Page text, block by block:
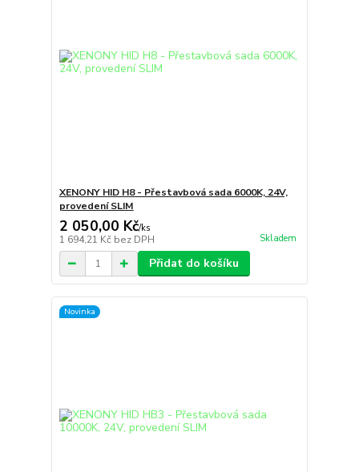
XENONY HID H8 - Přestavbová sada 6000K, 24V,
provedení SLIM
2 050,00 Kč/ks
1 694,21 Kč bez DPH Skladem
Přidat do košíku
Novinka